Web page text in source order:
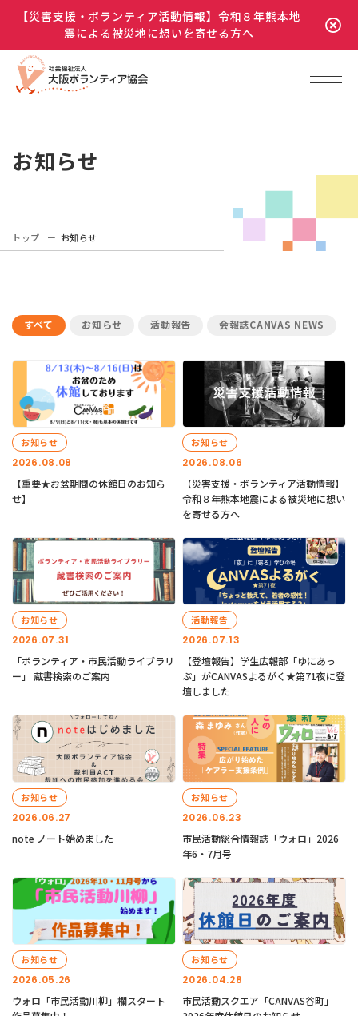
【災害支援・ボランティア活動情報】令和８年熊本地
震による被災地に想いを寄せる方へ
お知らせ
トップ お知らせ
すべて お知らせ 活動報告 会報誌CANVAS NEWS
2026.08.08
お知らせ
【重要★お盆期間の休館日のお知ら
せ】
2026.08.06
お知らせ
【災害支援・ボランティア活動情報】
令和８年熊本地震による被災地に想い
を寄せる方へ
2026.07.31
お知らせ
「ボランティア・市民活動ライブラリ
ー」 蔵書検索のご案内
2026.07.13
活動報告
【登壇報告】学生広報部「ゆにあっ
ぷ」がCANVASよるがく★第71夜に登
壇しました
2026.06.27
お知らせ
note ノート始めました
2026.06.23
お知らせ
市民活動総合情報誌「ウォロ」2026
年6・7月号
2026.05.26
お知らせ
ウォロ「市民活動川柳」欄スタート
2026.04.28
お知らせ
市民活動スクエア「CANVAS谷町」